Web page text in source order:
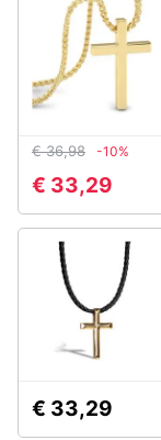
€ 36,98 -10%
€ 33,29
€ 33,29